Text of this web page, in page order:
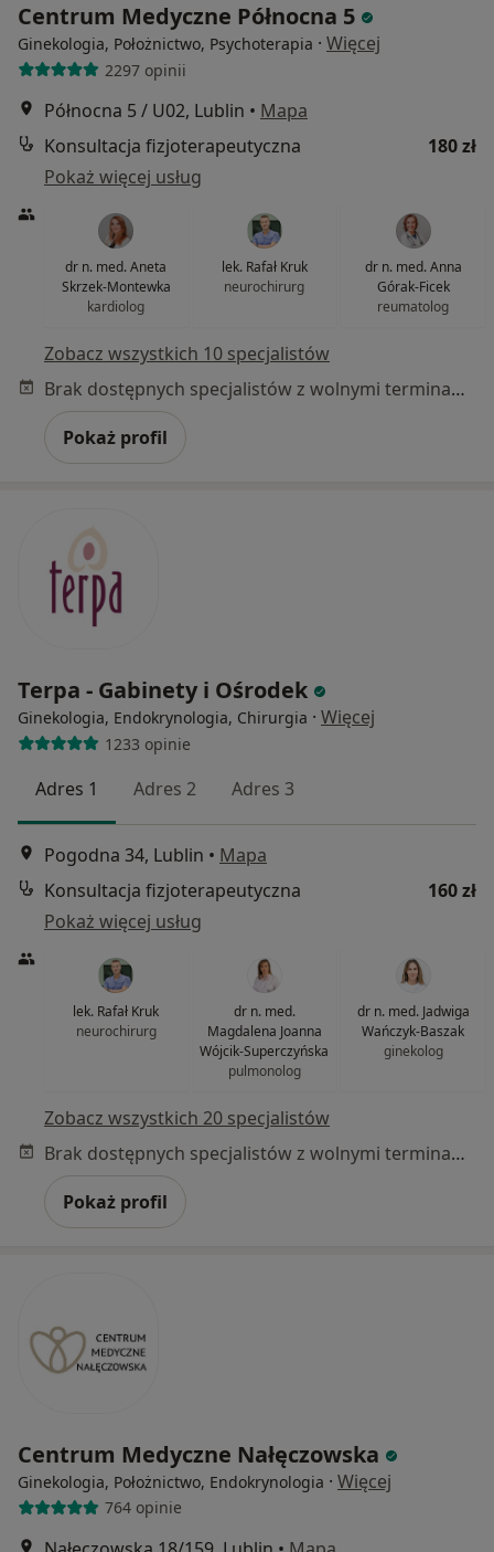
Centrum Medyczne Północna 5
Ginekologia, Położnictwo, Psychoterapia · Więcej
2297 opinii
Północna 5 / U02, Lublin • Mapa
Konsultacja fizjoterapeutyczna
180 zł
Pokaż więcej usług
dr n. med. Aneta
Skrzek-Montewka
kardiolog
lek. Rafał Kruk
neurochirurg
dr n. med. Anna
Górak-Ficek
reumatolog
Zobacz wszystkich 10 specjalistów
Brak dostępnych specjalistów z wolnymi terminami w tym centrum medycznym.
Pokaż profil
Terpa - Gabinety i Ośrodek
Ginekologia, Endokrynologia, Chirurgia · Więcej
1233 opinie
Adres 1 Adres 2 Adres 3
Pogodna 34, Lublin • Mapa
Konsultacja fizjoterapeutyczna
160 zł
Pokaż więcej usług
lek. Rafał Kruk
neurochirurg
dr n. med.
Magdalena Joanna
Wójcik-Superczyńska
pulmonolog
dr n. med. Jadwiga
Wańczyk-Baszak
ginekolog
Zobacz wszystkich 20 specjalistów
Brak dostępnych specjalistów z wolnymi terminami w tym centrum medycznym.
Pokaż profil
Centrum Medyczne Nałęczowska
Ginekologia, Położnictwo, Endokrynologia · Więcej
764 opinie